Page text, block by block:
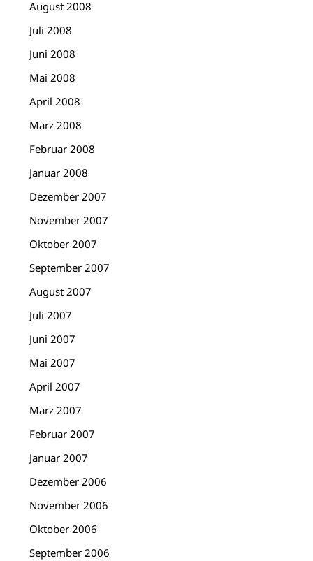
August 2008
Juli 2008
Juni 2008
Mai 2008
April 2008
März 2008
Februar 2008
Januar 2008
Dezember 2007
November 2007
Oktober 2007
September 2007
August 2007
Juli 2007
Juni 2007
Mai 2007
April 2007
März 2007
Februar 2007
Januar 2007
Dezember 2006
November 2006
Oktober 2006
September 2006